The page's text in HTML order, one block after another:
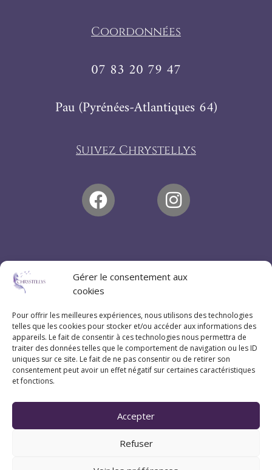
Gérer le consentement aux
cookies
Pour offrir les meilleures expériences, nous utilisons des technologies
telles que les cookies pour stocker et/ou accéder aux informations des
appareils. Le fait de consentir à ces technologies nous permettra de
traiter des données telles que le comportement de navigation ou les ID
uniques sur ce site. Le fait de ne pas consentir ou de retirer son
consentement peut avoir un effet négatif sur certaines caractéristiques
et fonctions.
Accepter
Refuser
Coordonnées
07 83 20 79 47
Pau (Pyrénées-Atlantiques 64)
Suivez Chrystellys
Horaires
Du lundi au vendredi : 9h-12h / 13h-18h
Le samedi : 9h-12h